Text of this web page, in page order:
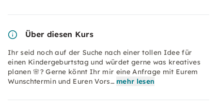
Über diesen Kurs
Ihr seid noch auf der Suche nach einer tollen Idee für
einen Kindergeburtstag und würdet gerne was kreatives
planen 🌸? Gerne könnt Ihr mir eine Anfrage mit Eurem
Wunschtermin und Euren Vors… mehr lesen